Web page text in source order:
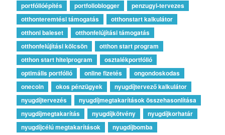
portfólióépítés
portfolioblogger
penzugyi-tervezes
otthonteremtési támogatás
otthonstart kalkulátor
otthoni baleset
otthonfelújítási támogatás
otthonfelújítási kölcsön
otthon start program
otthon start hitelprogram
osztalékportfólió
optimális portfólió
online fizetés
ongondoskodas
onecoin
okos pénzügyek
nyugdíjtervező kalkulátor
nyugdíjtervezés
nyugdíjmegtakarítások összehasonlítása
nyugdíjmegtakarítás
nyugdíjkötvény
nyugdíjkorhatár
nyugdíjcélú megtakarítások
nyugdíjbomba